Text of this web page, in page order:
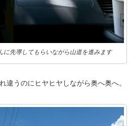
に先導してもらいながら山道を進みます
違うのにヒヤヒヤしながら奥へ奥へ。